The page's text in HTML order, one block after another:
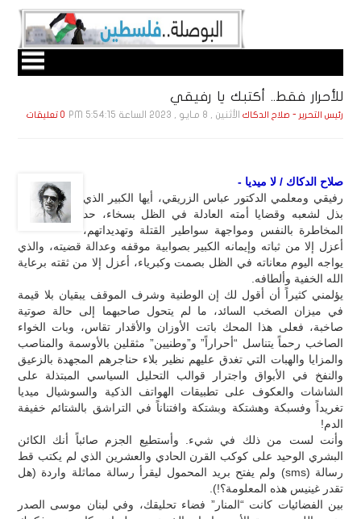
للأحرار فقط.. أكتبك يا رفيقي
رئيس التحرير - صلاح الدكاك الأثنين , 8 مـايـو , 2023 الساعة 5:54:15 PM 0 تعليقات
صلاح الدكاك / لا ميديا -
رفيقي ومعلمي الدكتور عباس الزريقي، أيها الكبير الذي
بذل لشعبه وقضايا أمته العادلة في الظل بسخاء، حد
المخاطرة بالنفس ومواجهة سواطير القتلة وتهديداتهم،
أعزل إلا من ثباته وإيمانه الكبير بصوابية موقفه وعدالة قضيته، والذي
يواجه اليوم معاناته في الظل بصمت وكبرياء، أعزل إلا من ثقته برعاية
الله الخفية وألطافه.
يؤلمني كثيراً أن أقول لك إن الوطنية وشرف الموقف يبقيان بلا قيمة
في ميزان الصخب السائد، ما لم يتحول صاحبهما إلى حالة صوتية
صاخبة، فعلى هذا المحك باتت الأوزان والأقدار تقاس، وبات الخواء
الصاخب رحماً يتناسل “أحراراً” و”وطنيين” مثقلين بالأوسمة والمناصب
والمزايا والهبات التي تغدق عليهم نظير بلاء حناجرهم المجهدة بالزعيق
والنفخ في الأبواق واجترار قوالب التحليل السياسي المبتذلة على
الشاشات والعكوف على تطبيقات الهواتف الذكية والسوشيال ميديا
تغريداً وفسبكة وهشتكة وبشتكة وافتناناً في التراشق بالشتائم خفيفة
الدم!
وأنت لست من ذلك في شيء. وأستطيع الجزم صائباً أنك الكائن
البشري الوحيد على كوكب القرن الحادي والعشرين الذي لم يكتب قط
رسالة (sms) ولم يفتح بريد المحمول ليقرأ رسالة مماثلة واردة (هل
تقدر غينيس هذه المعلومة؟!).
بين الفضائيات كانت “المنار” فضاء تحليقك، وفي لبنان موسى الصدر